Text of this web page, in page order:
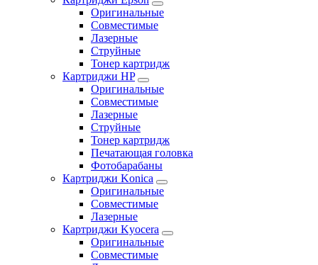
Оригинальные
Совместимые
Лазерные
Струйные
Тонер картридж
Картриджи HP
Оригинальные
Совместимые
Лазерные
Струйные
Тонер картридж
Печатающая головка
Фотобарабаны
Картриджи Konica
Оригинальные
Совместимые
Лазерные
Картриджи Kyocera
Оригинальные
Совместимые